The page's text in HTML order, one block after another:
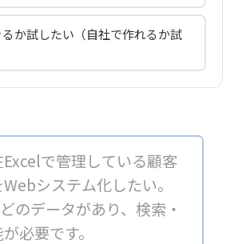
か試したい（自社で作れるか試